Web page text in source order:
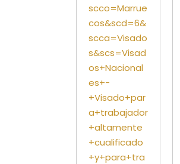
scco=Marrue
cos&scd=6&
scca=Visado
s&scs=Visad
os+Nacional
es+-
+Visado+par
a+trabajador
+altamente
+cualificado
+y+para+tra